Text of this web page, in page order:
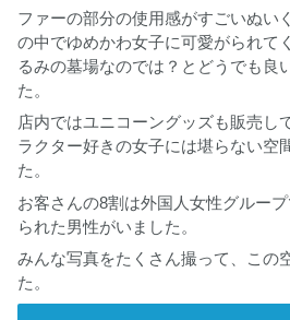
ファーの部分の使用感がすごいぬい
の中でゆめかわ女子に可愛がられて
るみの墓場なのでは？とどうでも良
た。
店内ではユニコーングッズも販売し
ラクター好きの女子には堪らない空
た。
お客さんの8割は外国人女性グルー
られた男性がいました。
みんな写真をたくさん撮って、この
た。